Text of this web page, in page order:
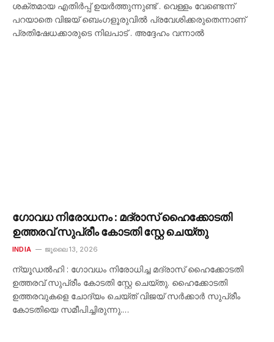
ശക്തമായ എതിർപ്പ് ഉയർത്തുന്നുണ്ട് . വെള്ളം വേണ്ടെന്ന്
പറയാതെ വിജയ് ബെംഗളൂരുവിൽ പ്രവേശിക്കരുതെന്നാണ്
പ്രതിഷേധക്കാരുടെ നിലപാട് . അദ്ദേഹം വന്നാൽ
ഗോവധ നിരോധനം : മദ്രാസ് ഹൈക്കോടതി
ഉത്തരവ് സുപ്രീം കോടതി സ്റ്റേ ചെയ്തു
INDIA ജൂലൈ 13, 2026
ന്യൂഡൽഹി : ഗോവധം നിരോധിച്ച മദ്രാസ് ഹൈക്കോടതി
ഉത്തരവ് സുപ്രീം കോടതി സ്റ്റേ ചെയ്തു. ഹൈക്കോടതി
ഉത്തരവുകളെ ചോദ്യം ചെയ്ത് വിജയ് സർക്കാർ സുപ്രീം
കോടതിയെ സമീപിച്ചിരുന്നു.…